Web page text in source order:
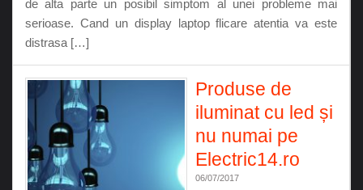
de alta parte un posibil simptom al unei probleme mai
serioase. Cand un display laptop flicare atentia va este
distrasa […]
Produse de
iluminat cu led și
nu numai pe
Electric14.ro
06/07/2017